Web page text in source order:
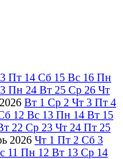
Пт 14 Сб 15 Вс 16 Пн
Пн 24 Вт 25 Ср 26 Чт
2026 Вт 1 Ср 2 Чт 3 Пт 4
12 Вс 13 Пн 14 Вт 15
22 Ср 23 Чт 24 Пт 25
2026 Чт 1 Пт 2 Сб 3
11 Пн 12 Вт 13 Ср 14